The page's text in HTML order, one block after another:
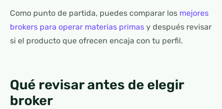
Como punto de partida, puedes comparar los mejores
brokers para operar materias primas y después revisar
si el producto que ofrecen encaja con tu perfil.
Qué revisar antes de elegir
broker